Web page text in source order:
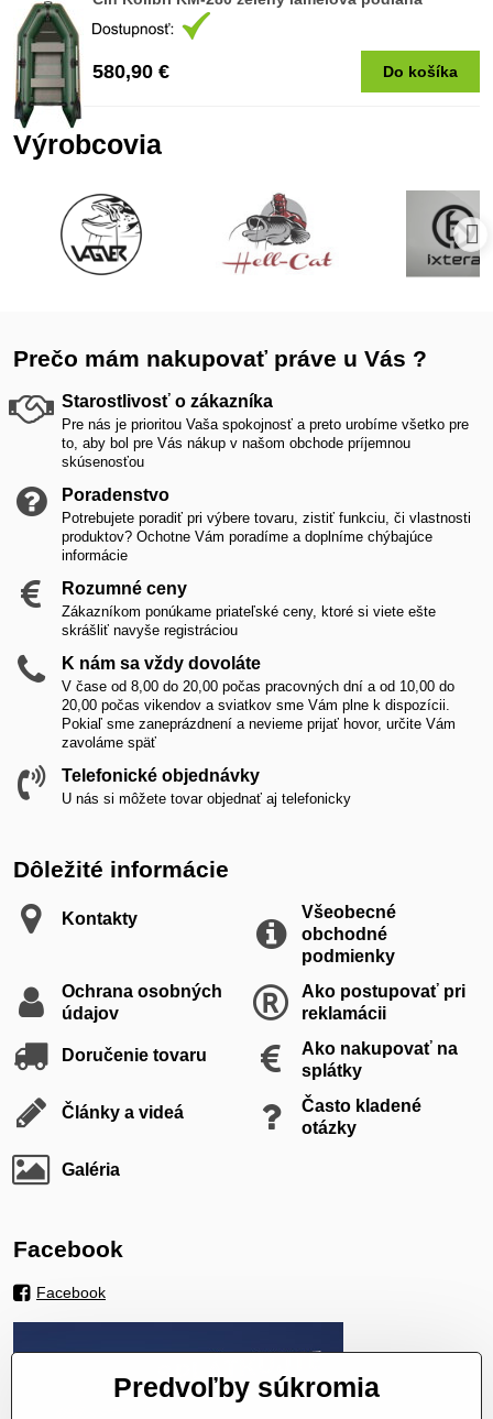
580,90 € Do košíka
Výrobcovia
Prečo mám nakupovať práve u Vás ?
Starostlivosť o zákazníka
Pre nás je prioritou Vaša spokojnosť a preto urobíme všetko pre
to, aby bol pre Vás nákup v našom obchode príjemnou
skúsenosťou
Poradenstvo
Potrebujete poradiť pri výbere tovaru, zistiť funkciu, či vlastnosti
produktov? Ochotne Vám poradíme a doplníme chýbajúce
informácie
Rozumné ceny
Zákazníkom ponúkame priateľské ceny, ktoré si viete ešte
skrášliť navyše registráciou
K nám sa vždy dovoláte
V čase od 8,00 do 20,00 počas pracovných dní a od 10,00 do
20,00 počas vikendov a sviatkov sme Vám plne k dispozícii.
Pokiaľ sme zaneprázdnení a nevieme prijať hovor, určite Vám
zavoláme späť
Telefonické objednávky
U nás si môžete tovar objednať aj telefonicky
Dôležité informácie
Kontakty
Všeobecné
obchodné
podmienky
Ochrana osobných
údajov
Ako postupovať pri
reklamácii
Doručenie tovaru
Ako nakupovať na
splátky
Články a videá
Často kladené
otázky
Galéria
Facebook
Facebook
Predvoľby súkromia